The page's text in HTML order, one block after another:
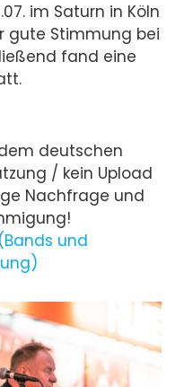
im Saturn in Köln
gute Stimmung bei
fand eine
deutschen
/ kein Upload
Nachfrage und
und